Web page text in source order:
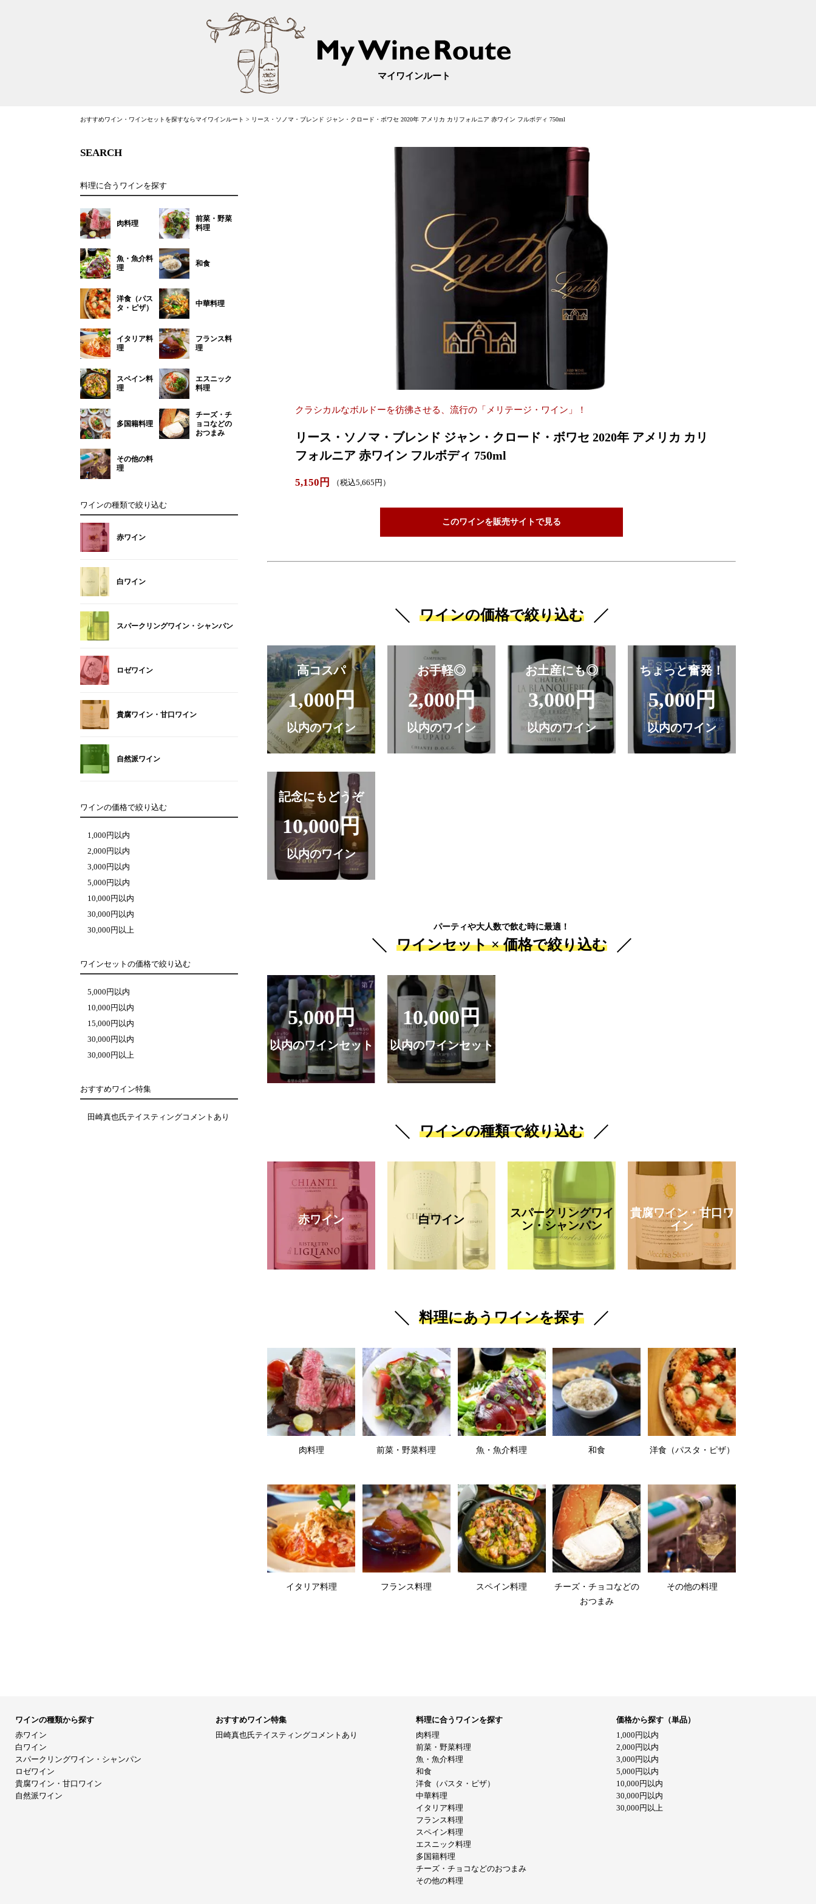
マイワインルート
おすすめワイン・ワインセットを探すならマイワインルート > リース・ソノマ・ブレンド ジャン・クロード・ボワセ 2020年 アメリカ カリフォルニア 赤ワイン フルボディ 750ml
SEARCH
料理に合うワインを探す
肉料理
前菜・野菜
料理
魚・魚介料
理
和食
洋食（パス
タ・ピザ）
中華料理
イタリア料
理
フランス料
理
スペイン料
理
エスニック
料理
多国籍料理
チーズ・チ
ョコなどの
おつまみ
その他の料
理
ワインの種類で絞り込む
赤ワイン
白ワイン
スパークリングワイン・シャンパン
ロゼワイン
貴腐ワイン・甘口ワイン
自然派ワイン
ワインの価格で絞り込む
1,000円以内
2,000円以内
3,000円以内
5,000円以内
10,000円以内
30,000円以内
30,000円以上
ワインセットの価格で絞り込む
5,000円以内
10,000円以内
15,000円以内
30,000円以内
30,000円以上
おすすめワイン特集
田崎真也氏テイスティングコメントあり
クラシカルなボルドーを彷彿させる、流行の「メリテージ・ワイン」！
リース・ソノマ・ブレンド ジャン・クロード・ボワセ 2020年 アメリカ カリ
フォルニア 赤ワイン フルボディ 750ml
5,150円 （税込5,665円）
このワインを販売サイトで見る
ワインの価格で絞り込む
高コスパ
1,000円
以内のワイン
お手軽◎
2,000円
以内のワイン
お土産にも◎
3,000円
以内のワイン
ちょっと奮発！
5,000円
以内のワイン
記念にもどうぞ
10,000円
以内のワイン
パーティや大人数で飲む時に最適！
ワインセット ×価格で絞り込む
5,000円
以内のワインセット
10,000円
以内のワインセット
ワインの種類で絞り込む
赤ワイン 白ワイン
スパークリングワイ
ン・シャンパン
貴腐ワイン・甘口ワ
イン
料理にあうワインを探す
肉料理 前菜・野菜料理 魚・魚介料理 和食 洋食（パスタ・ピザ）
イタリア料理 フランス料理 スペイン料理
チーズ・チョコなどの
おつまみ
その他の料理
ワインの種類から探す
赤ワイン
白ワイン
スパークリングワイン・シャンパン
ロゼワイン
貴腐ワイン・甘口ワイン
自然派ワイン
おすすめワイン特集
田崎真也氏テイスティングコメントあり
料理に合うワインを探す
肉料理
前菜・野菜料理
魚・魚介料理
和食
洋食（パスタ・ピザ）
中華料理
イタリア料理
フランス料理
スペイン料理
エスニック料理
多国籍料理
チーズ・チョコなどのおつまみ
その他の料理
価格から探す（単品）
1,000円以内
2,000円以内
3,000円以内
5,000円以内
10,000円以内
30,000円以内
30,000円以上